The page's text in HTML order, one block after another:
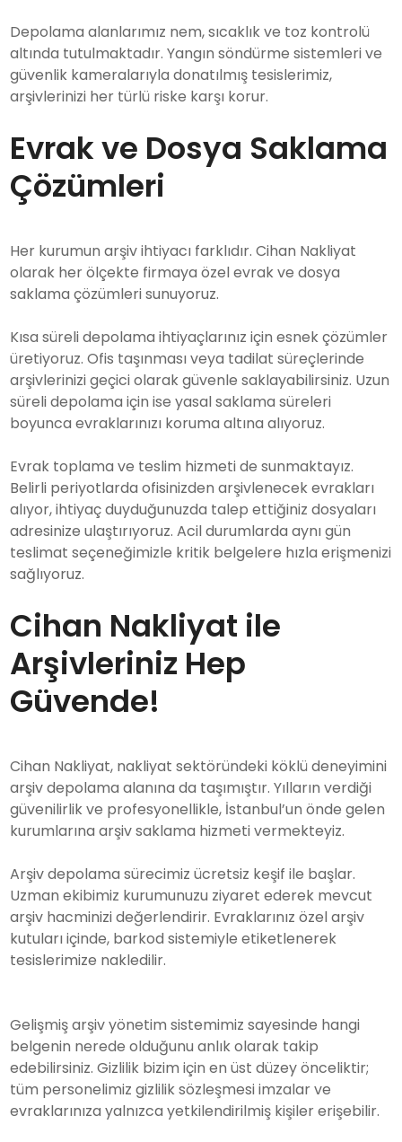
Depolama alanlarımız nem, sıcaklık ve toz kontrolü
altında tutulmaktadır. Yangın söndürme sistemleri ve
güvenlik kameralarıyla donatılmış tesislerimiz,
arşivlerinizi her türlü riske karşı korur.
Evrak ve Dosya Saklama
Çözümleri
Her kurumun arşiv ihtiyacı farklıdır. Cihan Nakliyat
olarak her ölçekte firmaya özel evrak ve dosya
saklama çözümleri sunuyoruz.
Kısa süreli depolama ihtiyaçlarınız için esnek çözümler
üretiyoruz. Ofis taşınması veya tadilat süreçlerinde
arşivlerinizi geçici olarak güvenle saklayabilirsiniz. Uzun
süreli depolama için ise yasal saklama süreleri
boyunca evraklarınızı koruma altına alıyoruz.
Evrak toplama ve teslim hizmeti de sunmaktayız.
Belirli periyotlarda ofisinizden arşivlenecek evrakları
alıyor, ihtiyaç duyduğunuzda talep ettiğiniz dosyaları
adresinize ulaştırıyoruz. Acil durumlarda aynı gün
teslimat seçeneğimizle kritik belgelere hızla erişmenizi
sağlıyoruz.
Cihan Nakliyat ile
Arşivleriniz Hep
Güvende!
Cihan Nakliyat, nakliyat sektöründeki köklü deneyimini
arşiv depolama alanına da taşımıştır. Yılların verdiği
güvenilirlik ve profesyonellikle, İstanbul’un önde gelen
kurumlarına arşiv saklama hizmeti vermekteyiz.
Arşiv depolama sürecimiz ücretsiz keşif ile başlar.
Uzman ekibimiz kurumunuzu ziyaret ederek mevcut
arşiv hacminizi değerlendirir. Evraklarınız özel arşiv
kutuları içinde, barkod sistemiyle etiketlenerek
tesislerimize nakledilir.
Gelişmiş arşiv yönetim sistemimiz sayesinde hangi
belgenin nerede olduğunu anlık olarak takip
edebilirsiniz. Gizlilik bizim için en üst düzey önceliktir;
tüm personelimiz gizlilik sözleşmesi imzalar ve
evraklarınıza yalnızca yetkilendirilmiş kişiler erişebilir.